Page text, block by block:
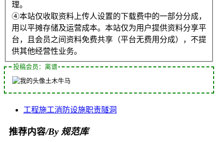
理。
④本站仅收取资料上传人设置的下载费中的一部分分成，
用以平摊存储及运营成本。本站仅为用户提供资料分享平
台，且会员之间资料免费共享（平台无费用分成），不提
供其他经营性业务。
投稿会员：离谱
土木牛马
工程施工消防设施职责隧洞
推荐内容/By 规范库